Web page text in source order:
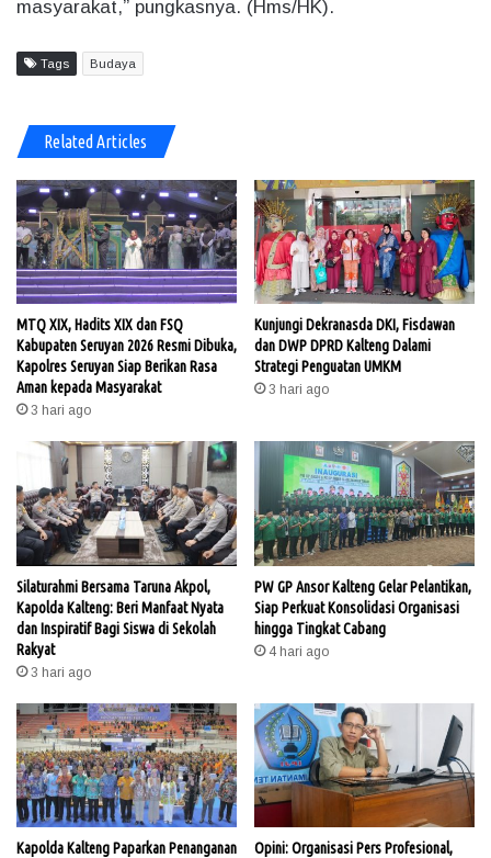
masyarakat,” pungkasnya. (Hms/HK).
Tags Budaya
Related Articles
MTQ XIX, Hadits XIX dan FSQ
Kabupaten Seruyan 2026 Resmi Dibuka,
Kapolres Seruyan Siap Berikan Rasa
Aman kepada Masyarakat
3 hari ago
Kunjungi Dekranasda DKI, Fisdawan
dan DWP DPRD Kalteng Dalami
Strategi Penguatan UMKM
3 hari ago
Silaturahmi Bersama Taruna Akpol,
Kapolda Kalteng: Beri Manfaat Nyata
dan Inspiratif Bagi Siswa di Sekolah
Rakyat
3 hari ago
PW GP Ansor Kalteng Gelar Pelantikan,
Siap Perkuat Konsolidasi Organisasi
hingga Tingkat Cabang
4 hari ago
Kapolda Kalteng Paparkan Penanganan
Opini: Organisasi Pers Profesional,